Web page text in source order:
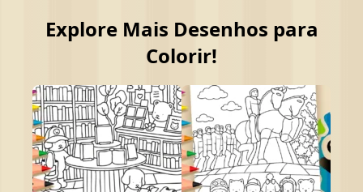
Explore Mais Desenhos para
Colorir!